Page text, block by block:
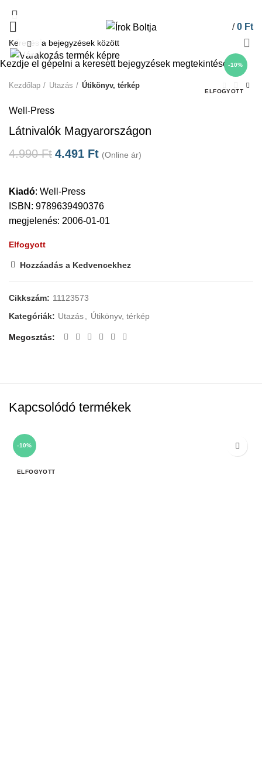
/ 0 Ft
-10%
ELFOGYOTT
Click to enlarge
Kezdőlap Utazás Útikönyv, térkép
Well-Press
Látnivalók Magyarországon
4.990Ft 4.491 Ft (Online ár)
Kiadó: Well-Press
ISBN: 9789639490376
megjelenés: 2006-01-01
Elfogyott
Hozzáadás a Kedvencekhez
Cikkszám: 11123573
Kategóriák: Utazás, Útikönyv, térkép
Megosztás
Kapcsolódó termékek
-10%
ELFOGYOTT
Kezdje el gépelni a keresett bejegyzések megtekintéséhez.